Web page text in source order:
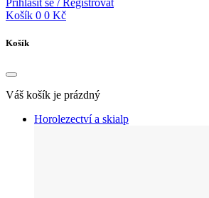
Košík 0 0 Kč
Košík
Váš košík je prázdný
Horolezectví a skialp